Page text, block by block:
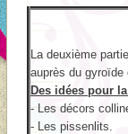
La deuxième
auprès du gyroïde
Des idées pour
- Les décors
- Les pissenlits.